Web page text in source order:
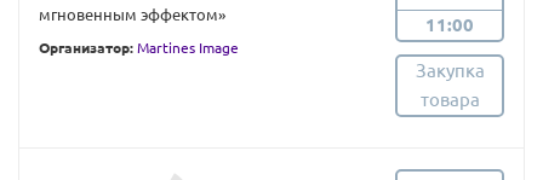
мгновенным эффектом»
Организатор: Martines Image
11:00
Закупка
товара